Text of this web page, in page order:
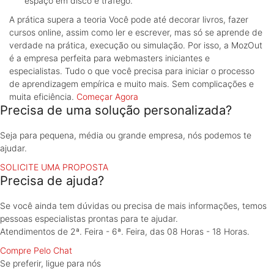
A prática supera a teoria Você pode até decorar livros, fazer
cursos online, assim como ler e escrever, mas só se aprende de
verdade na prática, execução ou simulação. Por isso, a MozOut
é a empresa perfeita para webmasters iniciantes e
especialistas. Tudo o que você precisa para iniciar o processo
de aprendizagem empírica e muito mais. Sem complicações e
muita eficiência. Começar Agora
Precisa de uma solução personalizada?
Seja para pequena, média ou grande empresa, nós podemos te
ajudar.
SOLICITE UMA PROPOSTA
Precisa de ajuda?
Se você ainda tem dúvidas ou precisa de mais informações, temos
pessoas especialistas prontas para te ajudar.
Atendimentos de 2ª. Feira - 6ª. Feira, das 08 Horas - 18 Horas.
Compre Pelo Chat
Se preferir, ligue para nós